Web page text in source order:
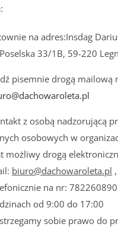
na adres:Insdag
33/1B, 59-220
pisemnie drogą mailową
z osobą nadzorującą
osobowych w
możliwy drogą
biuro@dachowaroleta.pl
na nr:
od 9:00 do 17:00
sobie prawo do